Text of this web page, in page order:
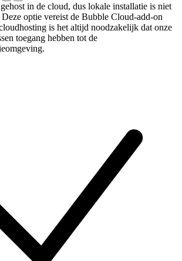
in de cloud, dus lokale installatie is niet
optie vereist de Bubble Cloud-add-on
is het altijd noodzakelijk dat onze
toegang hebben tot de